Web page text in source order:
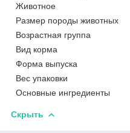
Животное
Размер породы животных
Возрастная группа
Вид корма
Форма выпуска
Вес упаковки
Основные ингредиенты
Скрыть